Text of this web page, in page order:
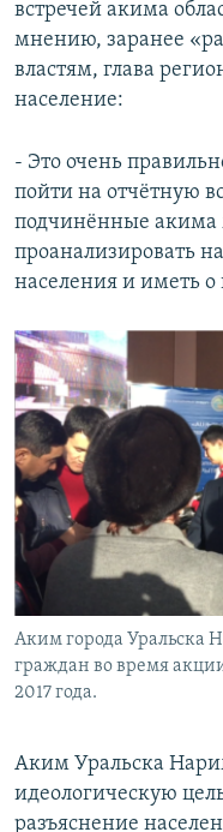
встречей акима
мнению, заранее
властям, глава
население:
- Это очень
пойти на отчётную
подчинённые акима
проанализировать
населения и иметь о
Аким города Уральска
граждан во время
2017 года.
Аким Уральска
идеологическую
разъяснение